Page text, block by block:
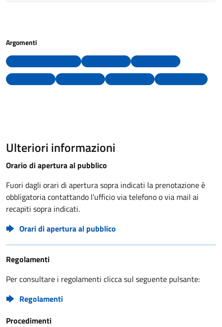
Argomenti
Ulteriori informazioni
Orario di apertura al pubblico
Fuori dagli orari di apertura sopra indicati la prenotazione è
obbligatoria contattando l’ufficio via telefono o via mail ai
recapiti sopra indicati.
Orari di apertura al pubblico
Regolamenti
Per consultare i regolamenti clicca sul seguente pulsante:
Regolamenti
Procedimenti